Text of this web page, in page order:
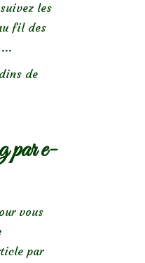
les
fil des
de
par e-
vous
par